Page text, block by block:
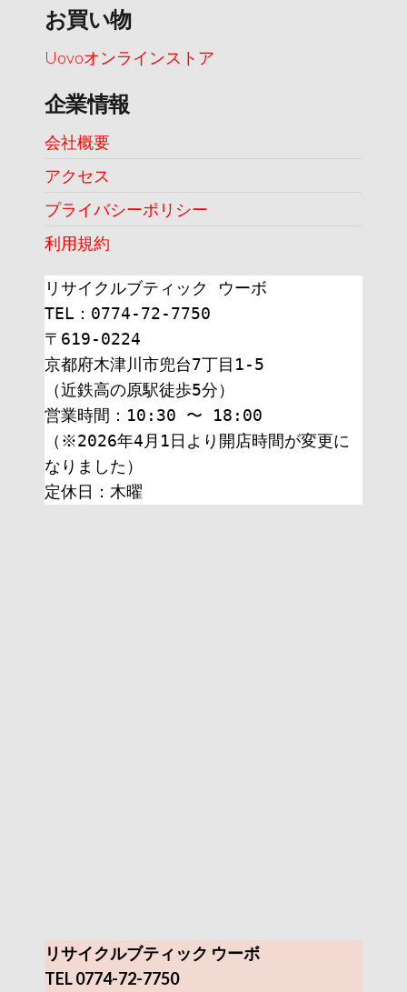
お買い物
Uovoオンラインストア
企業情報
会社概要
アクセス
プライバシーポリシー
利用規約
リサイクルブティック ウーボ
TEL：0774-72-7750
〒619-0224
京都府木津川市兜台7丁目1-5
（近鉄高の原駅徒歩5分）
営業時間：10:30 〜 18:00
（※2026年4月1日より開店時間が変更に
なりました）
定休日：木曜
リサイクルブティック ウーボ
TEL 0774-72-7750